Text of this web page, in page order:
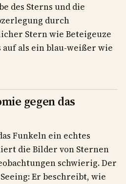
des Sterns und die
durch
Stern wie Beteigeuze
als ein blau-weißer wie
gegen das
Funkeln ein echtes
die Bilder von Sternen
schwierig. Der
Er beschreibt, wie